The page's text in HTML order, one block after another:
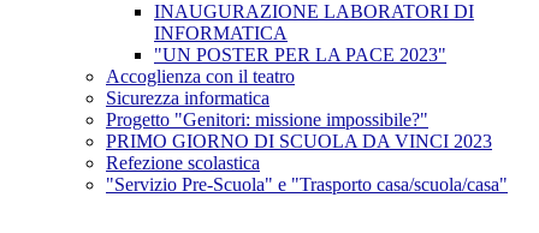
INAUGURAZIONE LABORATORI DI
INFORMATICA
"UN POSTER PER LA PACE 2023"
Accoglienza con il teatro
Sicurezza informatica
Progetto "Genitori: missione impossibile?"
PRIMO GIORNO DI SCUOLA DA VINCI 2023
Refezione scolastica
"Servizio Pre-Scuola" e "Trasporto casa/scuola/casa"